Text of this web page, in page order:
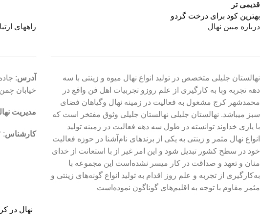
قدیمی تر
بهترین کود برای درخت گردو
درباره مبین نهال
نهالستان جلیلی متخصص در تولید انواع نهال میوه و زینتی با سه
دهه تجربه وبا به کارگیری از علم روزو تجربیات اهل فن واقع در
محمدشهر کرج مشغول به فعالیت در زمینه نهال وگیاهان فضای
سبز میباشد. نهالستان جلیلی نهالستان جلیلی وثوق مفتخر است که
با یاری خداوند توانسته در طول سه دهه فعالیت در زمینه تولید
انواع نهال مثمر و زینتی به یکی از برندهای نام‌آشنا در حوزه فعالیت
خود در سطح کشور تبدیل شود و این امر غیر از با استعانت از خدای
منان و تعهد و صداقت در کار میسر نشده‌است این مجموعه با
به‌کارگیری از تجربه و علم روز اقدام به تولید انواع گونه‌های زینتی و
مثمر مقاوم با توجه به اقلیم‌های گوناگون نموده‌است
راههای
آدرس
خیابان چمن
مدیریت
کارشناس:
نهال در کرج